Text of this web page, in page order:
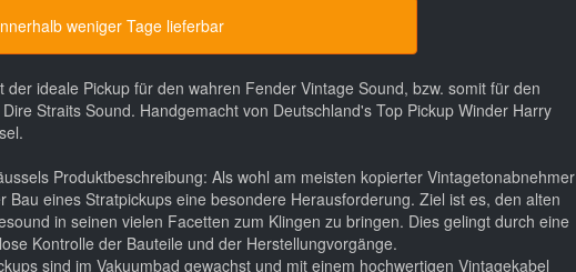
weniger Tage lieferbar
der ideale Pickup für den wahren Fender Vintage Sound, bzw. somit für den
Straits Sound. Handgemacht von Deutschland's Top Pickup Winder Harry
Produktbeschreibung: Als wohl am meisten kopierter Vintagetonabnehmer
Bau eines Stratpickups eine besondere Herausforderung. Ziel ist es, den alten
in seinen vielen Facetten zum Klingen zu bringen. Dies gelingt durch eine
Kontrolle der Bauteile und der Herstellungvorgänge.
sind im Vakuumbad gewachst und mit einem hochwertigen Vintagekabel